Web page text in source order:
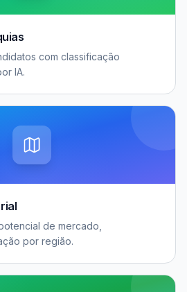
com classificação
IA.
de mercado,
por região.